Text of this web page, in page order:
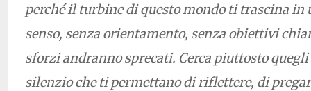
perché il turbine di questo mondo ti trascina in
senso, senza orientamento, senza obiettivi
sforzi andranno sprecati. Cerca piuttosto
silenzio che ti permettano di riflettere, di